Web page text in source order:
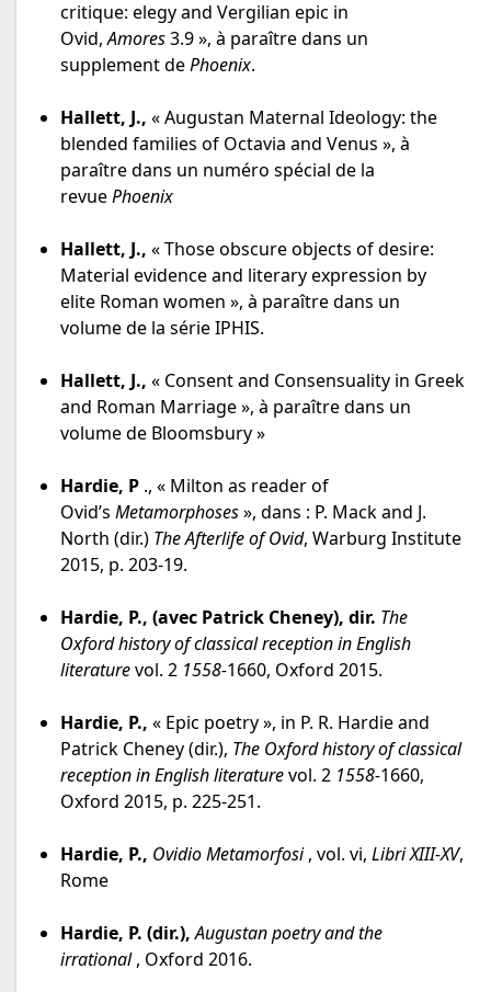
critique: elegy and Vergilian epic in
Ovid,Amores3.9 », à paraître dans un
supplement dePhoenix.
Hallett, J., « Augustan Maternal Ideology: the
blended families of Octavia and Venus », à
paraître dans un numéro spécial de la
revuePhoenix
Hallett, J., « Those obscure objects of desire:
Material evidence and literary expression by
elite Roman women », à paraître dans un
volume de la série IPHIS.
Hallett, J., « Consent and Consensuality in Greek
and Roman Marriage », à paraître dans un
volume de Bloomsbury »
Hardie, P ., « Milton as reader of
Ovid’s Metamorphoses», dans : P. Mack and J.
North (dir.) The Afterlife of Ovid, Warburg Institute
2015, p. 203-19.
Hardie, P., (avec Patrick Cheney), dir. The
Oxford history of classical reception in English
literaturevol. 2 1558-1660, Oxford 2015.
Hardie, P., « Epic poetry », in P. R. Hardie and
Patrick Cheney (dir.), The Oxford history of classical
reception in English literaturevol. 2 1558-1660,
Oxford 2015, p. 225-251.
Hardie, P., Ovidio Metamorfosi, vol. vi, Libri XIII-XV,
Rome
Hardie, P. (dir.), Augustan poetry and the
irrational, Oxford 2016.